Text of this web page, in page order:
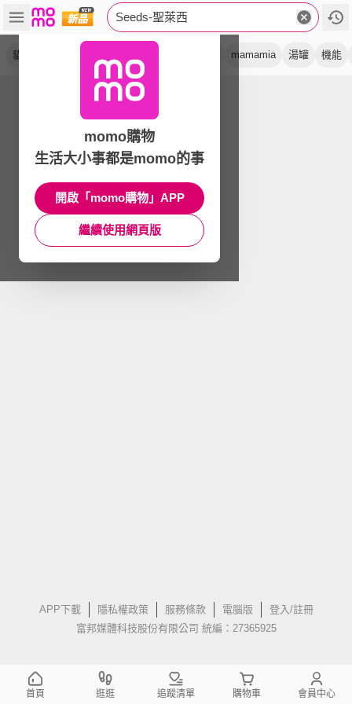
Seeds-聖萊西
貓罐頭 mamamia 湯罐 機能
APP下載 隱私權政策 服務條款 電腦版
登入/註冊
富邦媒體科技股份有限公司 統編：27365925
momo購物
生活大小事都是momo的事
開啟「momo購物」APP
繼續使用網頁版
首頁 逛逛 追蹤清單 購物車 會員中心